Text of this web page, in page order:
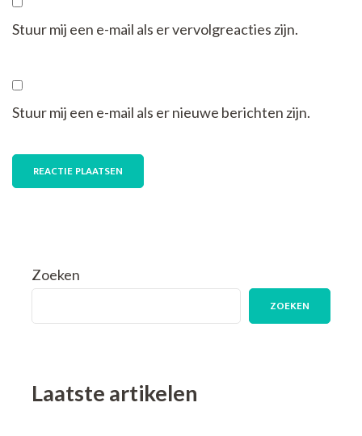
Stuur mij een e-mail als er vervolgreacties zijn.
Stuur mij een e-mail als er nieuwe berichten zijn.
Zoeken
ZOEKEN
Laatste artikelen